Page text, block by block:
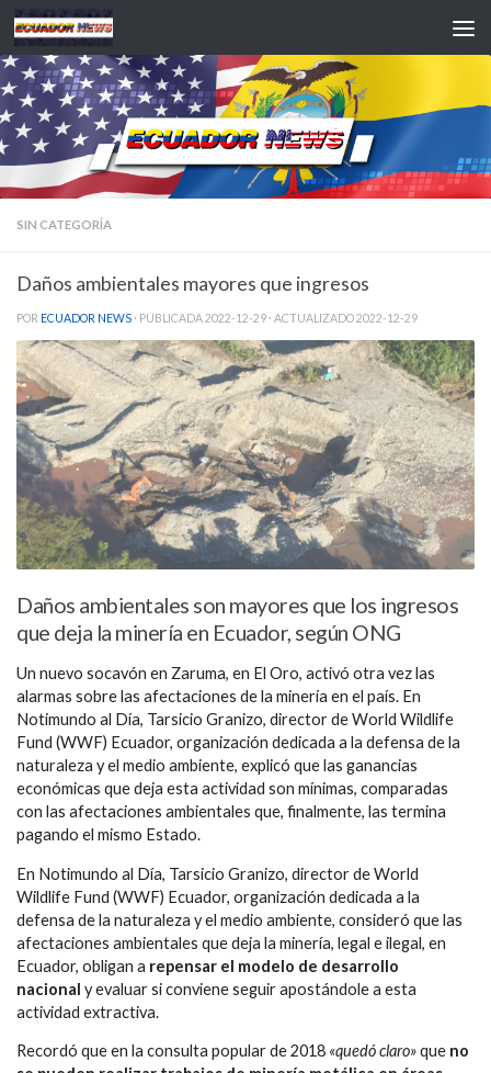
Saltar al contenido
SIN CATEGORÍA
Daños ambientales mayores que ingresos
POR ECUADOR NEWS · PUBLICADA2022-12-29 · ACTUALIZADO2022-12-29
Daños ambientales son mayores que los ingresos
que deja la minería en Ecuador, según ONG
Un nuevo socavón en Zaruma, en El Oro, activó otra vez las
alarmas sobre las afectaciones de la minería en el país. En
Notimundo al Día, Tarsicio Granizo, director de World Wildlife
Fund (WWF) Ecuador, organización dedicada a la defensa de la
naturaleza y el medio ambiente, explicó que las ganancias
económicas que deja esta actividad son mínimas, comparadas
con las afectaciones ambientales que, finalmente, las termina
pagando el mismo Estado.
En Notimundo al Día, Tarsicio Granizo, director de World
Wildlife Fund (WWF) Ecuador, organización dedicada a la
defensa de la naturaleza y el medio ambiente, consideró que las
afectaciones ambientales que deja la minería, legal e ilegal, en
Ecuador, obligan a repensar el modelo de desarrollo
nacional y evaluar si conviene seguir apostándole a esta
actividad extractiva.
Recordó que en la consulta popular de 2018 «quedó claro»que no